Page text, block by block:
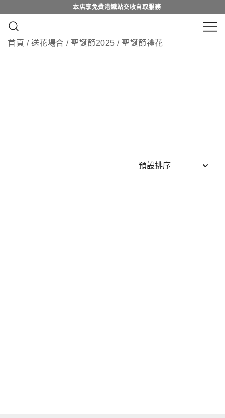
to
content
本店享免費港鐵站交收自取服務
本店享免費港鐵站交收自取服務
QuadrupleFlower 啟德新蒲崗花
鮮花花束 & 永生花花束 | 香港花店 | 度
首頁 / 送花場合 / 聖誕節2025 / 聖誕節禮花